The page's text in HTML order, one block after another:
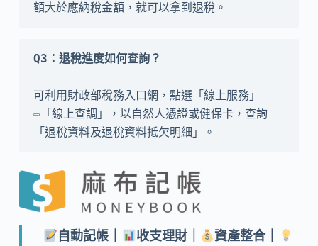
額大於應納稅金額，就可以拿到退稅。
可利用財政部稅務入口網，點選「線上服務」
⇨「線上查調」，以自然人憑證或健保卡，查詢
「退稅資料及退稅資料抵欠明細」。
自動記帳｜ 收支理財｜
資產整合｜